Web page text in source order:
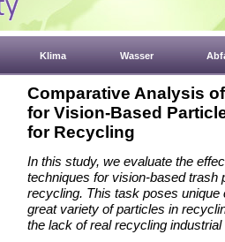
Klima Wasser
Comparative Analysis
for Vision-Based
for Recycling
In this study, we evaluate the
techniques for vision-based trash
recycling. This task poses
great variety of particles in
the lack of real recycling